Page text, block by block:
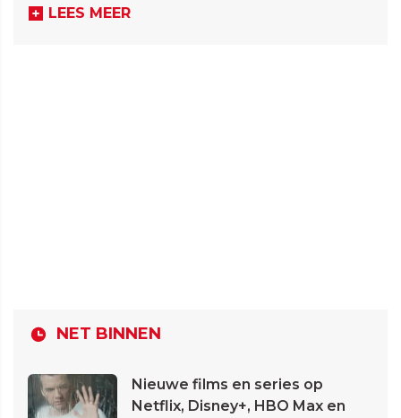
LEES MEER
NET BINNEN
Nieuwe films en series op
Netflix, Disney+, HBO Max en